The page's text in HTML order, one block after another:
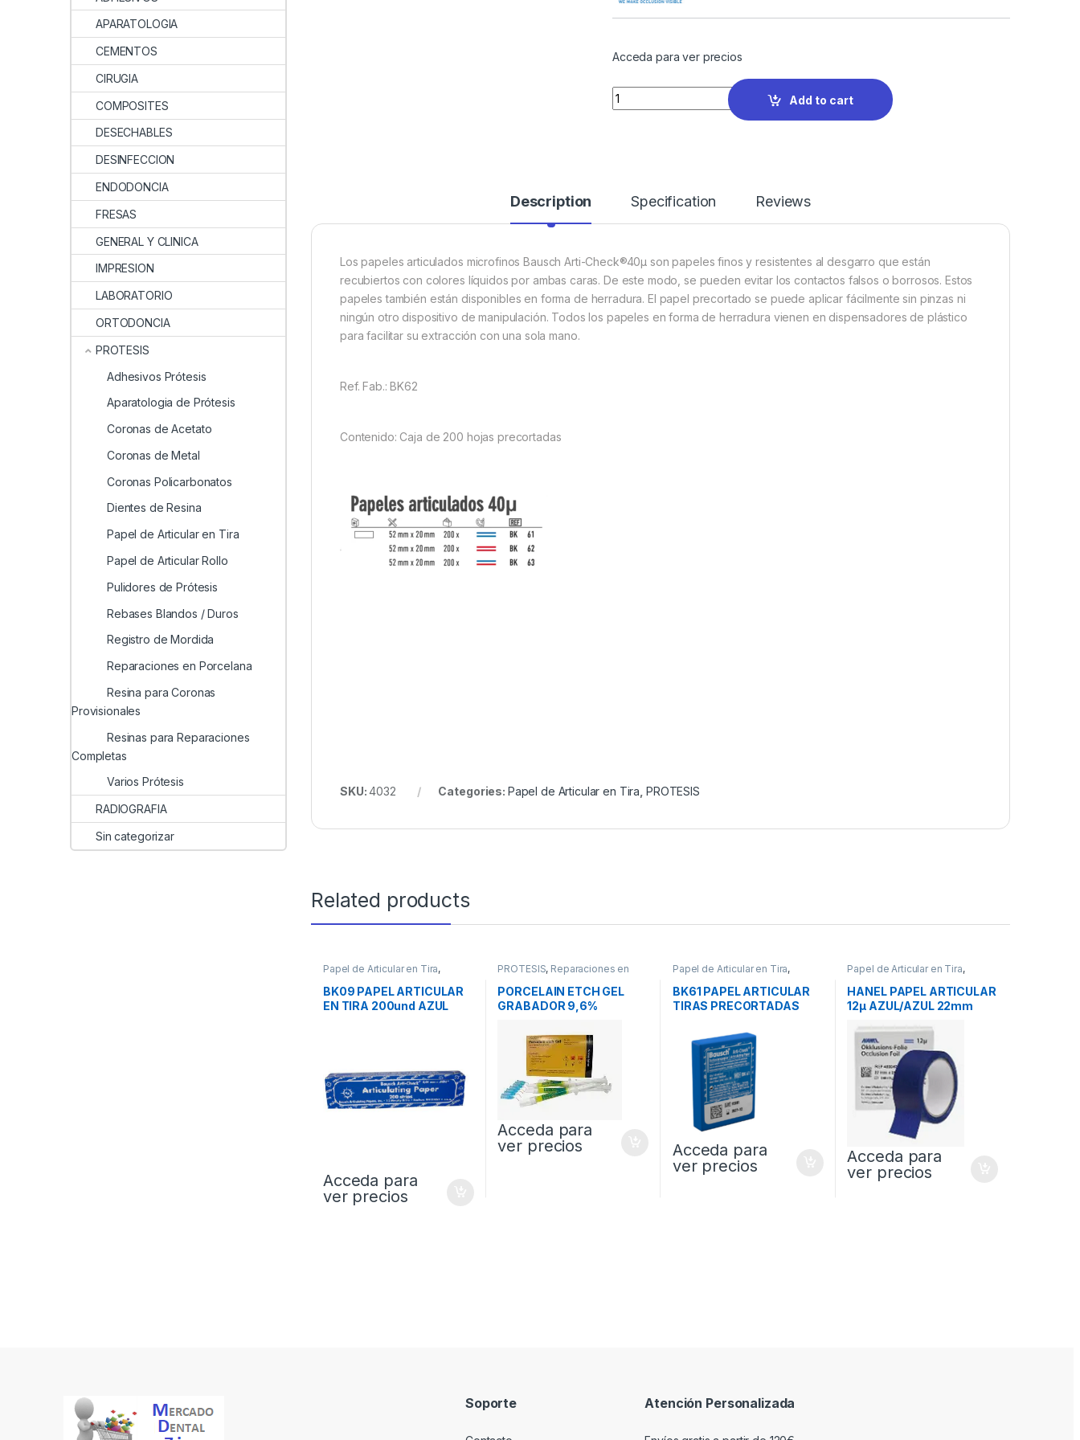
Acceda para ver precios
Quantity
Add to cart
Description Specification Reviews
Los papeles articulados microfinos Bausch Arti-Check®40μ son papeles finos y resistentes al desgarro que están
recubiertos con colores líquidos por ambas caras. De este modo, se pueden evitar los contactos falsos o borrosos. Estos
papeles también están disponibles en forma de herradura. El papel precortado se puede aplicar fácilmente sin pinzas ni
ningún otro dispositivo de manipulación. Todos los papeles en forma de herradura vienen en dispensadores de plástico
para facilitar su extracción con una sola mano.
Ref. Fab.: BK62
Contenido: Caja de 200 hojas precortadas
SKU:4032 Categories: Papel de Articular en Tira PROTESIS
Related products
Papel de Articular en Tira,
PROTESIS
BK09 PAPEL ARTICULAR
EN TIRA 200und AZUL
Acceda para
ver precios
PROTESIS, Reparaciones en
PORCELAIN ETCH GEL
GRABADOR 9,6%
Acceda para
ver precios
Papel de Articular en Tira,
PROTESIS
BK61 PAPEL ARTICULAR
TIRAS PRECORTADAS
Acceda para
ver precios
Papel de Articular en Tira,
PROTESIS
HANEL PAPEL ARTICULAR
12μ AZUL/AZUL 22mm
Acceda para
ver precios
APARATOLOGIA
CEMENTOS
CIRUGIA
COMPOSITES
DESECHABLES
DESINFECCION
ENDODONCIA
FRESAS
GENERAL Y CLINICA
IMPRESION
LABORATORIO
ORTODONCIA
PROTESIS
Adhesivos Prótesis
Aparatologia de Prótesis
Coronas de Acetato
Coronas de Metal
Coronas Policarbonatos
Dientes de Resina
Papel de Articular en Tira
Papel de Articular Rollo
Pulidores de Prótesis
Rebases Blandos / Duros
Registro de Mordida
Reparaciones en Porcelana
Resina para Coronas
Provisionales
Resinas para Reparaciones
Completas
Varios Prótesis
RADIOGRAFIA
Sin categorizar
Soporte Atención Personalizada